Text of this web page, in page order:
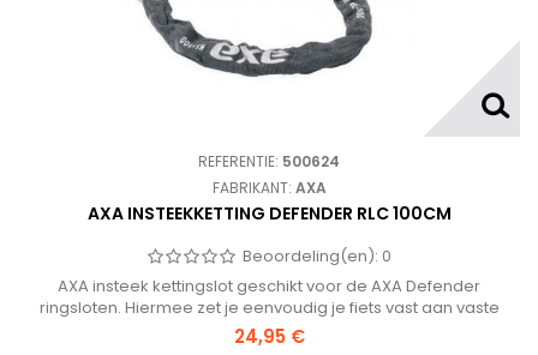
REFERENTIE: 500624
FABRIKANT: AXA
AXA INSTEEKKETTING DEFENDER RLC 100CM
Beoordeling(en): 0
AXA insteek kettingslot geschikt voor de AXA Defender
ringsloten. Hiermee zet je eenvoudig je fiets vast aan vaste
objecten met slechts 1 sleutel van je ringslot.
24,95 €